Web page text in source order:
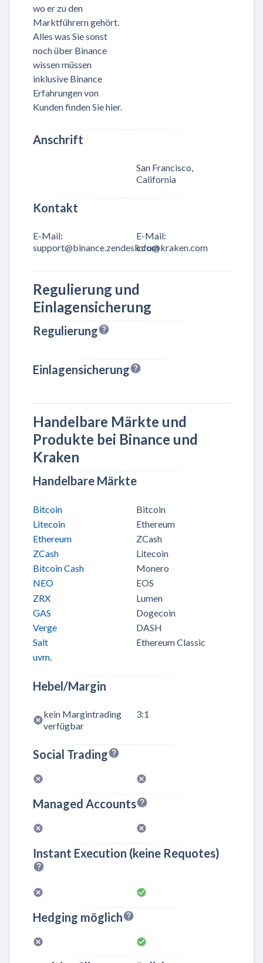
wo er zu den
Marktführern gehört.
Alles was Sie sonst
noch über Binance
wissen müssen
inklusive Binance
Erfahrungen von
Kunden finden Sie hier.
Anschrift
San Francisco,
California
Kontakt
E-Mail:
support@binance.zendesk.com
E-Mail:
info@kraken.com
Regulierung und
Einlagensicherung
Regulierung
Einlagensicherung
Handelbare Märkte und
Produkte bei Binance und
Kraken
Handelbare Märkte
Bitcoin
Litecoin
Ethereum
ZCash
Bitcoin Cash
NEO
ZRX
GAS
Verge
Salt
uvm.
Bitcoin
Ethereum
ZCash
Litecoin
Monero
EOS
Lumen
Dogecoin
DASH
Ethereum Classic
Hebel/Margin
kein Margintrading
verfügbar
3:1
Social Trading
Managed Accounts
Instant Execution (keine Requotes)
Hedging möglich